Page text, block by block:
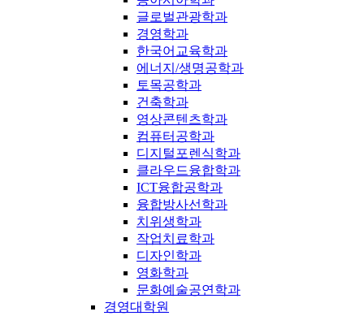
글로벌관광학과
경영학과
한국어교육학과
에너지/생명공학과
토목공학과
건축학과
영상콘텐츠학과
컴퓨터공학과
디지털포렌식학과
클라우드융합학과
ICT융합공학과
융합방사선학과
치위생학과
작업치료학과
디자인학과
영화학과
문화예술공연학과
경영대학원